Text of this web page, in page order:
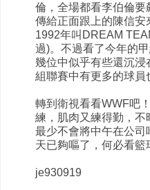
倫，全場都看李伯倫
傳給正面跟上的陳信安
1992年叫DREAM
過)。不過看了今年的
幾位中似乎有些還沉浸
組聯賽中有更多的球員
轉到衛視看看WWF吧
練，肌肉又練得勤，不
最少不會將中午在公司
天已夠嘔了，何必看籃
je930919